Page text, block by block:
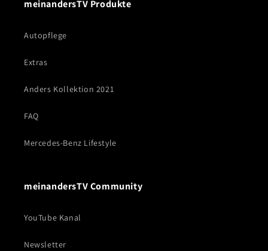
meinandersTV Produkte
Autopflege
Extras
Anders Kollektion 2021
FAQ
Mercedes-Benz Lifestyle
meinandersTV Community
YouTube Kanal
Newsletter